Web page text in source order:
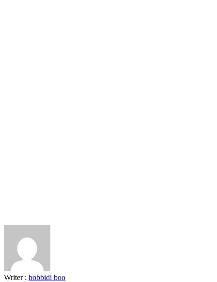
Writer : bobbidi boo